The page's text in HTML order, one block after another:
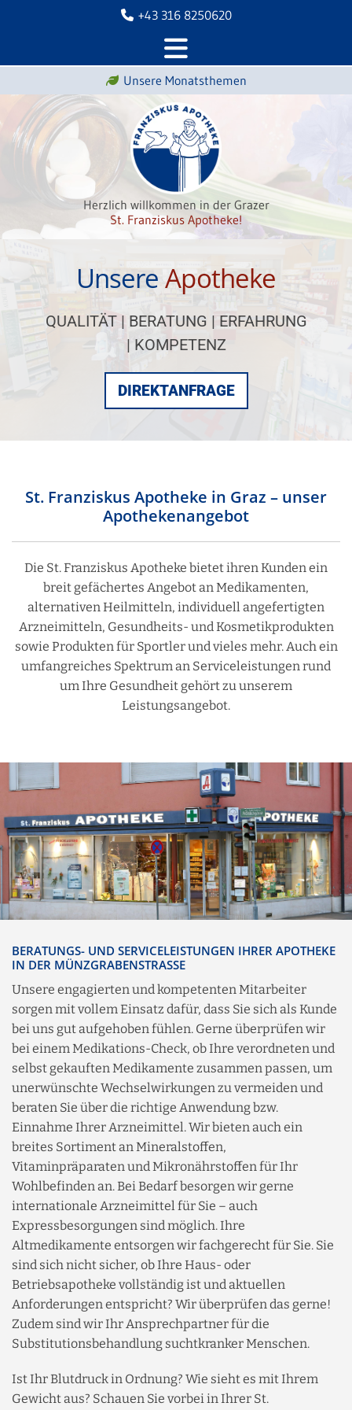
 +43 316 8250620
 Unsere Monatsthemen
Herzlich willkommen in der Grazer
St. Franziskus Apotheke!
UnsereApotheke
QUALITÄT | BERATUNG | ERFAHRUNG
| KOMPETENZ
DIREKTANFRAGE
St. Franziskus Apotheke in Graz – unser
Apothekenangebot
Die St. Franziskus Apotheke bietet ihren Kunden ein
breit gefächertes Angebot an Medikamenten,
alternativen Heilmitteln, individuell angefertigten
Arzneimitteln, Gesundheits- und Kosmetikprodukten
sowie Produkten für Sportler und vieles mehr. Auch ein
umfangreiches Spektrum an Serviceleistungen rund
um Ihre Gesundheit gehört zu unserem
Leistungsangebot.
BERATUNGS- UND SERVICELEISTUNGEN IHRER APOTHEKE
IN DER MÜNZGRABENSTRASSE
Unsere engagierten und kompetenten Mitarbeiter
sorgen mit vollem Einsatz dafür, dass Sie sich als Kunde
bei uns gut aufgehoben fühlen. Gerne überprüfen wir
bei einem Medikations-Check, ob Ihre verordneten und
selbst gekauften Medikamente zusammen passen, um
unerwünschte Wechselwirkungen zu vermeiden und
beraten Sie über die richtige Anwendung bzw.
Einnahme Ihrer Arzneimittel. Wir bieten auch ein
breites Sortiment an Mineralstoffen,
Vitaminpräparaten und Mikronährstoffen für Ihr
Wohlbefinden an. Bei Bedarf besorgen wir gerne
internationale Arzneimittel für Sie – auch
Expressbesorgungen sind möglich. Ihre
Altmedikamente entsorgen wir fachgerecht für Sie. Sie
sind sich nicht sicher, ob Ihre Haus- oder
Betriebsapotheke vollständig ist und aktuellen
Anforderungen entspricht? Wir überprüfen das gerne!
Zudem sind wir Ihr Ansprechpartner für die
Substitutionsbehandlung suchtkranker Menschen.
Ist Ihr Blutdruck in Ordnung? Wie sieht es mit Ihrem
Gewicht aus? Schauen Sie vorbei in Ihrer St.